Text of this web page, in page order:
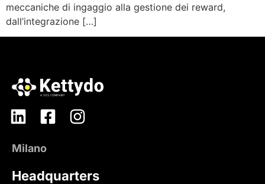
meccaniche di ingaggio alla gestione dei reward,
dall’integrazione […]
Milano
Headquarters